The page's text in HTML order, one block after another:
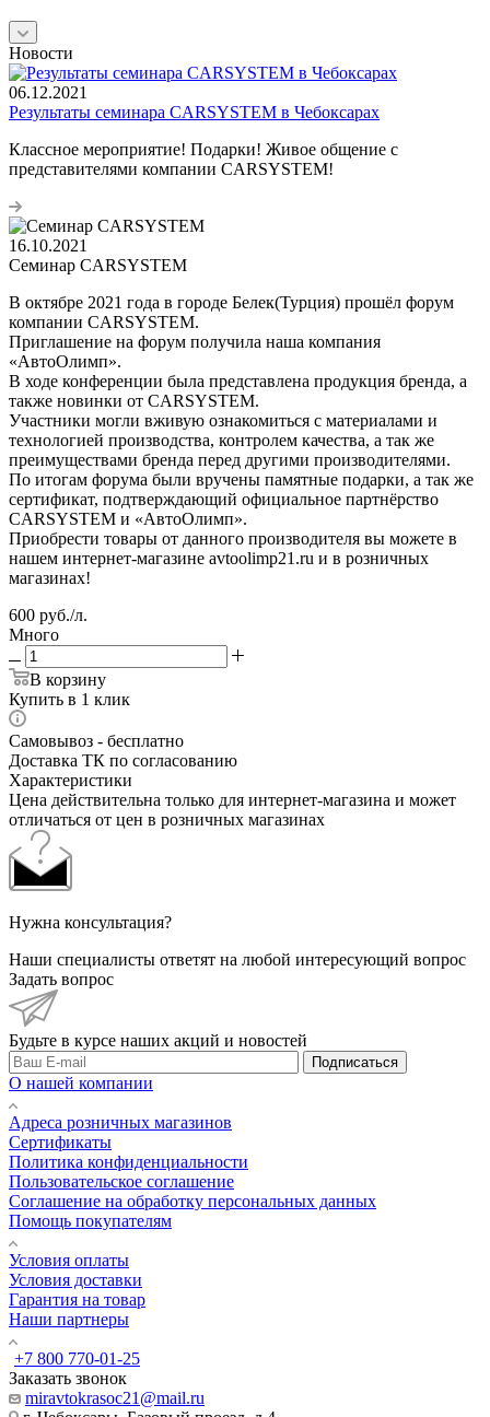
Новости
06.12.2021
Результаты семинара CARSYSTEM в Чебоксарах
Классное мероприятие! Подарки! Живое общение с
представителями компании CARSYSTEM!
16.10.2021
Семинар CARSYSTEM
В октябре 2021 года в городе Белек(Турция) прошёл форум
компании CARSYSTEM.
Приглашение на форум получила наша компания
«АвтоОлимп».
В ходе конференции была представлена продукция бренда, а
также новинки от CARSYSTEM.
Участники могли вживую ознакомиться с материалами и
технологией производства, контролем качества, а так же
преимуществами бренда перед другими производителями.
По итогам форума были вручены памятные подарки, а так же
сертификат, подтверждающий официальное партнёрство
CARSYSTEM и «АвтоОлимп».
Приобрести товары от данного производителя вы можете в
нашем интернет-магазине avtoolimp21.ru и в розничных
магазинах!
600 руб./л.
Много
В корзину
Купить в 1 клик
Самовывоз - бесплатно
Доставка ТК по согласованию
Характеристики
Цена действительна только для интернет-магазина и может
отличаться от цен в розничных магазинах
Нужна консультация?
Наши специалисты ответят на любой интересующий вопрос
Задать вопрос
Будьте в курсе наших акций и новостей
Подписаться
О нашей компании
Адреса розничных магазинов
Сертификаты
Политика конфиденциальности
Пользовательское соглашение
Соглашение на обработку персональных данных
Помощь покупателям
Условия оплаты
Условия доставки
Гарантия на товар
Наши партнеры
+7 800 770-01-25
Заказать звонок
miravtokrasoc21@mail.ru